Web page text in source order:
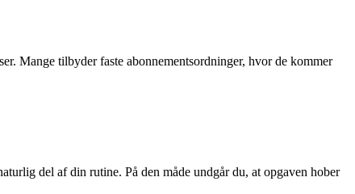
Mange tilbyder faste abonnementsordninger, hvor de kommer
del af din rutine. På den måde undgår du, at opgaven hober